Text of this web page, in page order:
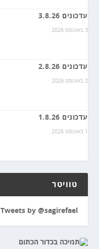
עדכונים 3.8.26
3 באוגוסט 2026
עדכונים 2.8.26
2 באוגוסט 2026
עדכונים 1.8.26
1 באוגוסט 2026
טוויטר
Tweets by @sagirefael